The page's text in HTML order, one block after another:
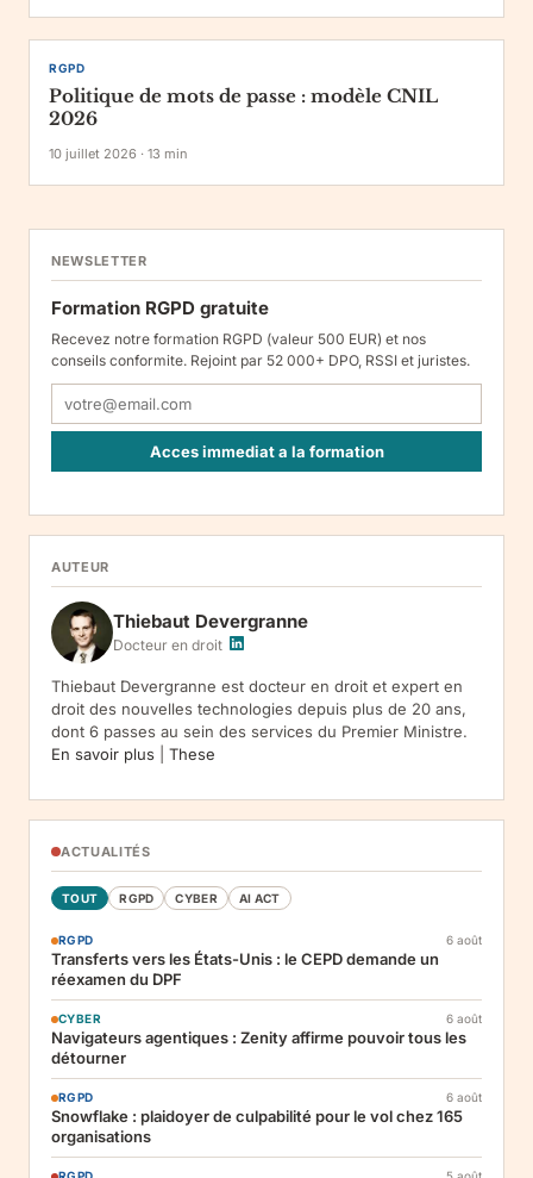
RGPD
Politique de mots de passe : modèle CNIL
2026
10 juillet 2026 · 13 min
NEWSLETTER
Formation RGPD gratuite
Recevez notre formation RGPD (valeur 500 EUR) et nos
conseils conformite. Rejoint par 52 000+ DPO, RSSI et juristes.
Acces immediat a la formation
05120, Lituanie. Finalite : inscription a la newsletter et reception
de nos communications. Base legale : consentement (art. 6.1.a
(hebergement), Amazon SES (envoi des emails). Conservation :
jusqu'a desinscription. Droits : acces, rectification, effacement,
limitation, opposition, portabilite -- exercez vos droits via notre
Reclamation :.
AUTEUR
Thiebaut Devergranne
Docteur en droit
Thiebaut Devergranne est docteur en droit et expert en
droit des nouvelles technologies depuis plus de 20 ans,
dont 6 passes au sein des services du Premier Ministre.
En savoir plus
These
ACTUALITÉS
TOUT RGPD CYBER AI ACT
RGPD 6 août
Transferts vers les États-Unis : le CEPD demande un
réexamen du DPF
CYBER 6 août
Navigateurs agentiques : Zenity affirme pouvoir tous les
détourner
RGPD 6 août
Snowflake : plaidoyer de culpabilité pour le vol chez 165
organisations